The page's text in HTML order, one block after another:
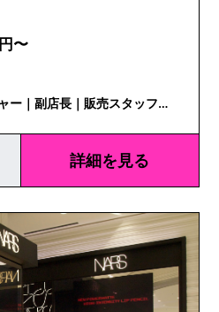
〜
ー｜副店長｜販売スタッフ｜
詳細を見る